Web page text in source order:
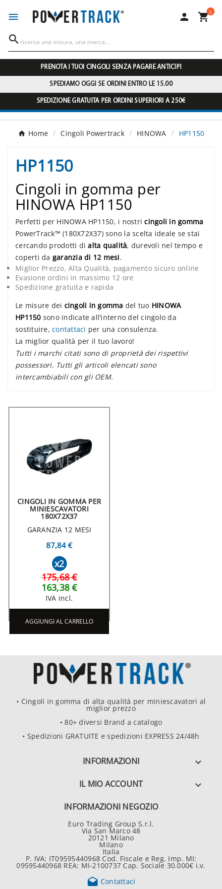
  0

PRENOTA I TUOI CINGOLI SENZA PAGARE ANTICIPI
SPEDIAMO OGGI SE ORDINI ENTRO LE 15.00
SPEDIZIONE GRATUITA PER ORDINI SUPERIORI A 250€
Home Cingoli Powertrack HINOWA HP1150
HP1150
Cingoli in gomma per
HINOWA HP1150
Perfetti per HINOWA HP1150, i nostricingoli in gomma
PowerTrack™ (180X72X37) sono la scelta ideale se stai
cercando prodotti dialta qualità, durevoli nel tempo e
coperti da garanzia di 12 mesi.
Miglior Prezzo, Alta Qualità, pagamento sicuro online
Evasione ordini in massimo 12 ore
Spedizione gratuita e rapida
Le misure dei cingoli in gomma del tuo HINOWA
HP1150 sono indicate all’interno del cingolo da
sostituire, contattaci per una consulenza.
La miglior qualità per il tuo lavoro!
Tutti i marchi citati sono di proprietà dei rispettivi
possessori. Tutti gli articoli elencati sono
intercambiabili con gli OEM.
CINGOLI IN GOMMA PER
MINIESCAVATORI
180X72X37
GARANZIA 12 MESI
87,84 €
x2
175,68 €
163,38 €
IVA incl.
AGGIUNGI AL CARRELLO
• Cingoli in gomma di alta qualità per miniescavatori al
miglior prezzo
• 80+ diversi Brand a catalogo
• Spedizioni GRATUITE e spedizioni EXPRESS 24/48h
INFORMAZIONI 
IL MIO ACCOUNT 
INFORMAZIONI NEGOZIO
Euro Trading Group S.r.l.
Via San Marco 48
20121 Milano
Milano
Italia
P. IVA: IT09595440968 Cod. Fiscale e Reg. Imp. MI:
09595440968 REA: MI-2100737 Cap. Sociale 30.000€ i.v.
 Contattaci